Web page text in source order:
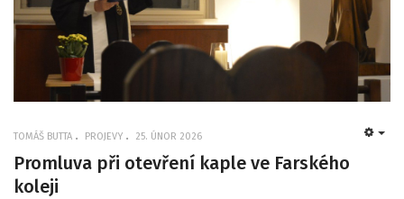
TOMÁŠ BUTTA PROJEVY 25. ÚNOR 2026
Promluva při otevření kaple ve Farského
koleji